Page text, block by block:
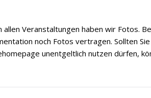
allen Veranstaltungen haben wir Fotos.
noch Fotos vertragen. Sollten
unentgeltlich nutzen dürfen,